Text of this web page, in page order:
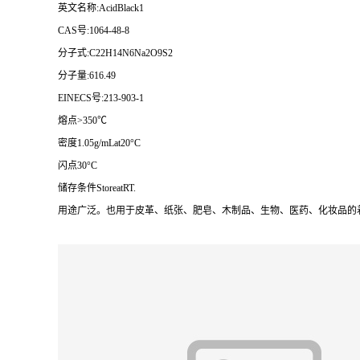
英文名称:AcidBlack1
CAS号:1064-48-8
分子式:C22H14N6Na2O9S2
分子量:616.49
EINECS号:213-903-1
熔点>350℃
密度1.05g/mLat20°C
闪点30°C
储存条件StoreatRT.
用途广泛。也用于皮革、纸张、肥皂、木制品、生物、医药、化妆品的